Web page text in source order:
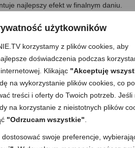
użytkowników
korzystamy z plików cookies, aby
doświadczenia podczas
Klikając "Akceptuję
na wykorzystanie plików cookies, co
treści i oferty do Twoich potrzeb. Jeśli
na korzystanie z nieistotnych plików
"Odrzucam wszystkie"
dostosować swoje preferencje,
najlepszy efekt w finalnym daniu.
trzeba liczyć) + 1 doba na
zwiększać /